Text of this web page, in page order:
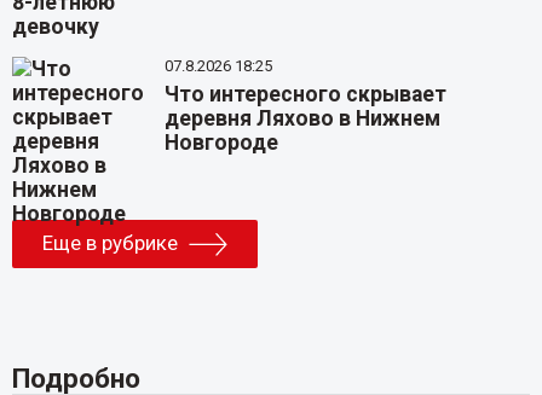
07.8.2026 18:25
Что интересного скрывает
деревня Ляхово в Нижнем
Новгороде
Еще в рубрике
Подробно